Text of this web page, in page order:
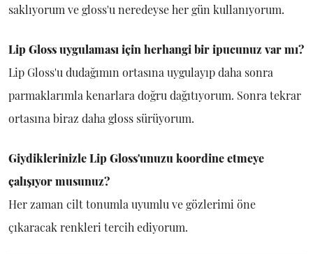
saklıyorum ve gloss'u neredeyse her gün kullanıyorum.
Lip Gloss uygulaması için herhangi bir ipucunuz var mı?
Lip Gloss'u dudağımın ortasına uygulayıp daha sonra
parmaklarımla kenarlara doğru dağıtıyorum. Sonra tekrar
ortasına biraz daha gloss sürüyorum.
Giydiklerinizle Lip Gloss'unuzu koordine etmeye
çalışıyor musunuz?
Her zaman cilt tonumla uyumlu ve gözlerimi öne
çıkaracak renkleri tercih ediyorum.